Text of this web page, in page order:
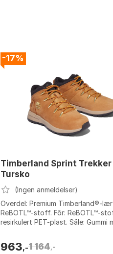
-17%
Timberland Sprint Trekker
Tursko
(Ingen anmeldelser)
Overdel: Premium Timberland®-
ReBOTL™-stoff. Fôr: ReBOTL™-
resirkulert PET-plast. Såle: Gummi
963,-1 164,-